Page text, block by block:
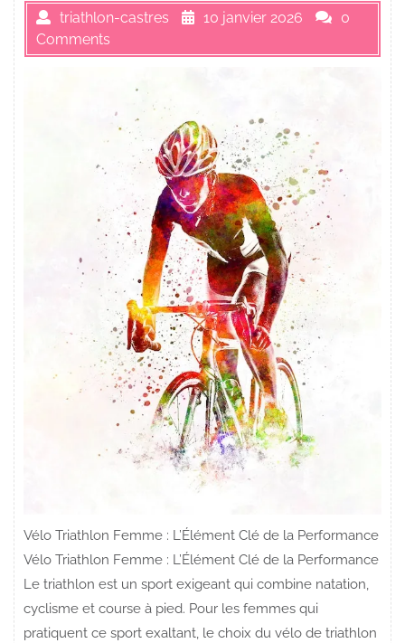
triathlon-castres 10 janvier 2026
0
Comments
Vélo Triathlon Femme : L’Élément Clé de la Performance
Vélo Triathlon Femme : L’Élément Clé de la Performance
Le triathlon est un sport exigeant qui combine natation,
cyclisme et course à pied. Pour les femmes qui
pratiquent ce sport exaltant, le choix du vélo de triathlon